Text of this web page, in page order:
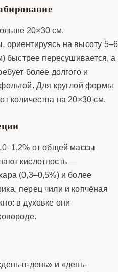
20×30 см,
ориентируясь на высоту 5–6
быстрее пересушивается, а
более долгого и
Для круглой формы
количества на 20×30 см.
от общей массы
кислотность —
(0,3–0,5%) и более
перец чили и копчёная
в духовке они
в-день» и «день-